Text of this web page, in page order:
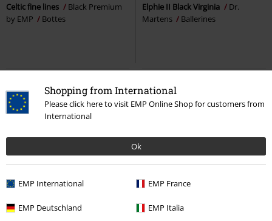
Shopping from International
Please click here to visit EMP Online Shop for customers from
International
Ok
EMP International EMP France
EMP Deutschland EMP Italia
Celtic fine lines
Black Premium
by EMP
Bottes
Elphie II Black Virginia
Dr.
Martens
Ballerines
PVC€ 69,99
PVCÀ partir de